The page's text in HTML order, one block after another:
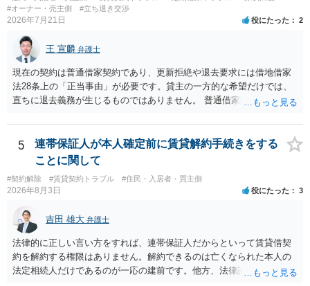
#オーナー・売主側
#立ち退き交渉
2026年7月21日 役にたった 2
王 宣麟 弁護士
現在の契約は普通借家契約であり、更新拒絶や退去要求には借地借家
法28条上の「正当事由」が必要です。貸主の一方的な希望だけでは、
直ちに退去義務が生じるものではありません。 普通借家契約から定期
新たな定期借家契約を締結する形になりますが、これは任意の合意が
前提であり、借主が同意しなければ成立しません。 12年間の居住実
績、子どもの学校や地域とのつながり、転居費用の準備が困難な事情
などは、借主側の強い居住継続の必要性として正当事由判断において
重視される要素ですので、貸主側にかなり具体的な事情と立退料など
がない限り、更新拒絶が認められるハードルは一般的に高いと考えら
れます。 建物が未登記であること自体は、賃貸借契約の有効性を直ち
に否定するものではなく、引渡しがされていれば賃貸借の効力は原則
有効とされています。 今後の交渉では、①現在は普通借家契約が継続
しており定期借家への変更に合意していないこと、②貸主側の事情
（誰が所有者で誰が実際に住む予定か等）を具体的に書面で説明して
ほしいこと、③自分たちの居住継続の必要性を丁寧に伝えること、を
5
連帯保証人が本人確定前に賃貸解約手続きをする
ことに関して
#契約解除 #賃貸契約トラブル #住民・入居者・買主側
2026年8月3日 役にたった 3
吉田 雄大 弁護士
法律的に正しい言い方をすれば、連帯保証人だからといって賃貸借契
約を解約する権限はありません。解約できるのは亡くなられた本人の
法定相続人だけであるのが一応の建前です。他方、法律論はさてお